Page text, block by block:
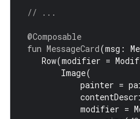
// ...
@Composable
fun MessageCard(msg :
Row(modifier =
Image(
painter =
modifier =